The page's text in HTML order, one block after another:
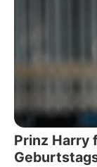
Prinz Harry